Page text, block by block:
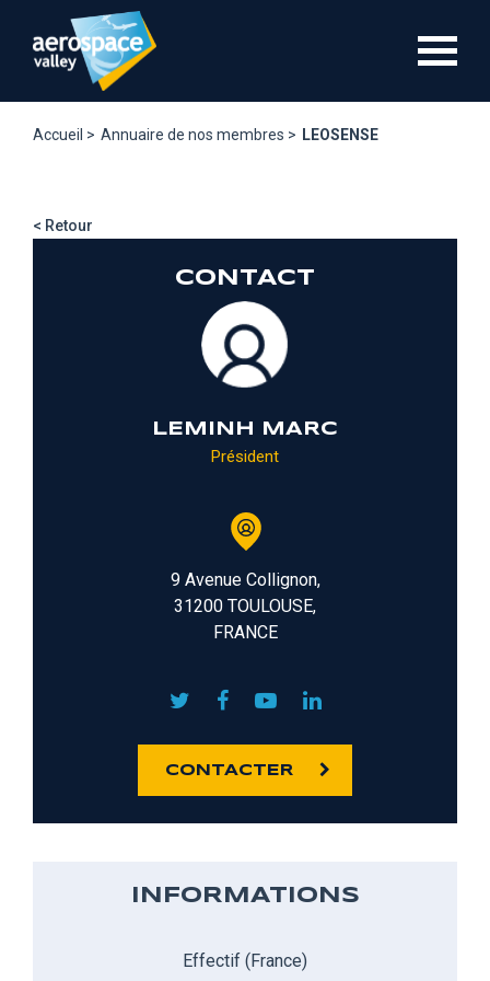
contenu
Accueil > Annuaire de nos membres > LEOSENSE
< Retour
CONTACT
LEMINH MARC
Président
9 Avenue Collignon,
31200 TOULOUSE,
FRANCE
CONTACTER
INFORMATIONS
Effectif (France)